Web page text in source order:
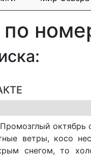
октябрь
ветры, косо
снегом, то